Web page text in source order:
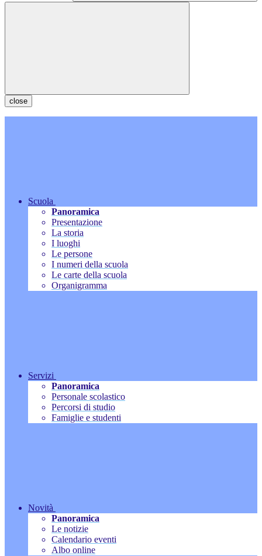
close
Scuola
Panoramica
Presentazione
La storia
I luoghi
Le persone
I numeri della scuola
Le carte della scuola
Organigramma
Servizi
Panoramica
Personale scolastico
Percorsi di studio
Famiglie e studenti
Novità
Panoramica
Le notizie
Calendario eventi
Albo online